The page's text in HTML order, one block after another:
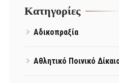
Kατηγορίες
Αδικοπραξία
Αθλητικό Ποινικό